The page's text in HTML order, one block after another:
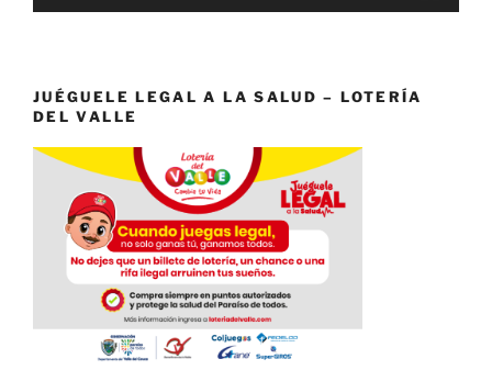
JUÉGUELE LEGAL A LA SALUD – LOTERÍA
DEL VALLE